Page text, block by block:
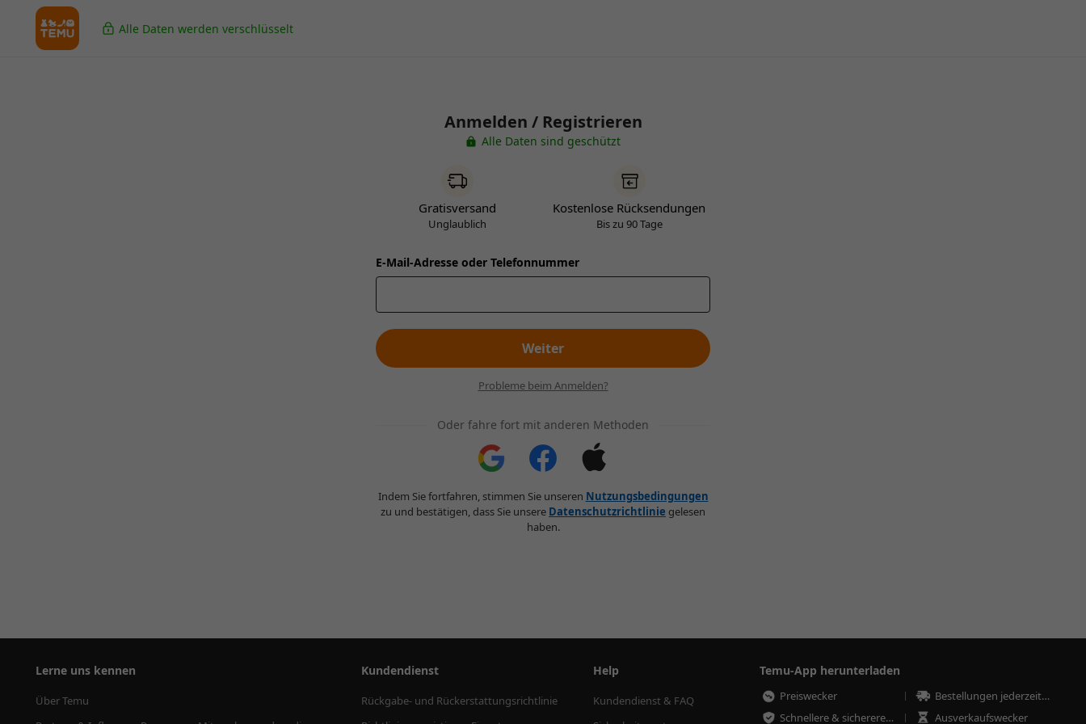
Alle Daten werden verschlüsselt
Anmelden / Registrieren
Alle Daten sind geschützt
Gratisversand
Unglaublich
Kostenlose Rücksendungen
Bis zu 90 Tage
E-Mail-Adresse oder Telefonnummer
Weiter
Probleme beim Anmelden?
Oder fahre fort mit anderen Methoden
Indem Sie fortfahren, stimmen Sie unseren Nutzungsbedingungen
zu und bestätigen, dass Sie unsere Datenschutzrichtlinie gelesen
haben.
Lerne uns kennen
Über Temu
Kundendienst
Rückgabe- und Rückerstattungsrichtlinie
Help
Kundendienst & FAQ
Temu-App herunterladen
Preiswecker
Bestellungen jederzeit nachverfolgen
Schnellere & sicherere Bestellungen
Ausverkaufswecker